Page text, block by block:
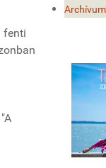
fenti
Archívum